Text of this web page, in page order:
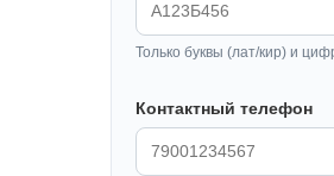
Только буквы (лат/кир) и
Контактный телефон